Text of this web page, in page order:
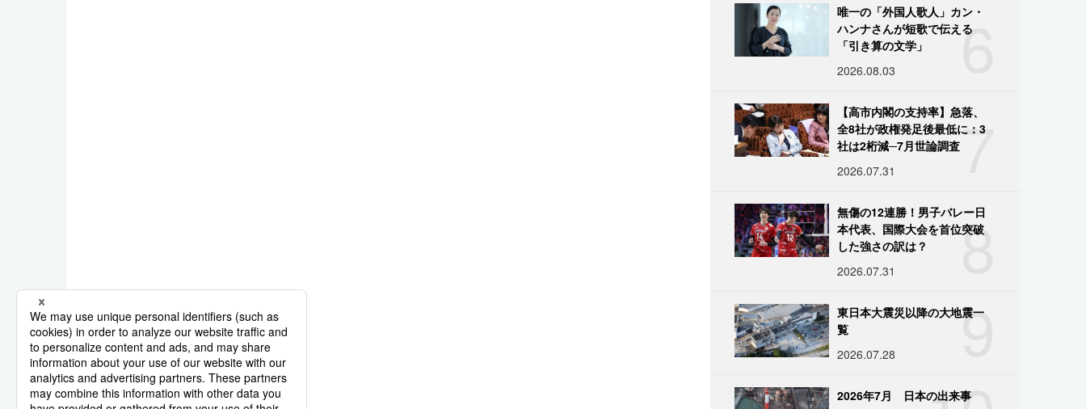
6
唯一の「外国人歌人」カン・
ハンナさんが短歌で伝える
「引き算の文学」
2026.08.03
7
【高市内閣の支持率】急落、
全8社が政権発足後最低に：3
社は2桁減─7月世論調査
2026.07.31
8
無傷の12連勝！男子バレー日
本代表、国際大会を首位突破
した強さの訳は？
2026.07.31
9
東日本大震災以降の大地震一
覧
2026.07.28
2026年7月 日本の出来事